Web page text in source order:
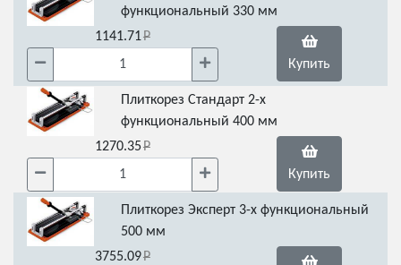
функциональный 330 мм
1141.71
Купить
Плиткорез Стандарт 2-х
функциональный 400 мм
1270.35
Купить
Плиткорез Эксперт 3-х функциональный
500 мм
3755.09